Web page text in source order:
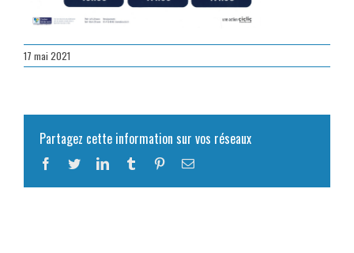
17 mai 2021
Partagez cette information sur vos réseaux
Facebook
TwitterLinkedInTumblr PinterestEmail